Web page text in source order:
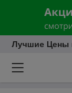
Лучшие Цены